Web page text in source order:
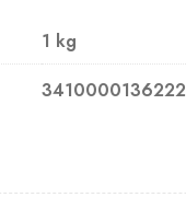
1 kg
3410000136222